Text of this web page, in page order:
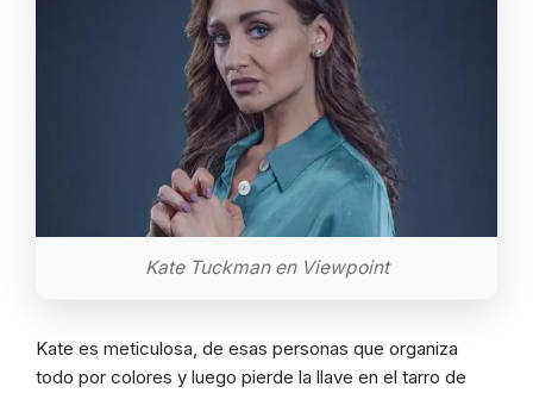
Kate Tuckman en Viewpoint
Kate es meticulosa, de esas personas que organiza
todo por colores y luego pierde la llave en el tarro de